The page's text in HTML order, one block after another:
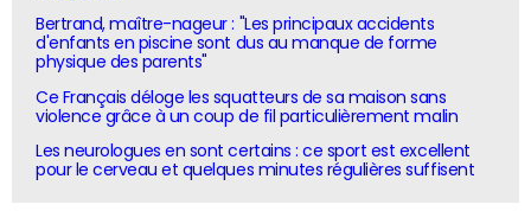
Bertrand, maître-nageur : "Les principaux accidents
d'enfants en piscine sont dus au manque de forme
physique des parents"
Ce Français déloge les squatteurs de sa maison sans
violence grâce à un coup de fil particulièrement malin
Les neurologues en sont certains : ce sport est excellent
pour le cerveau et quelques minutes régulières suffisent